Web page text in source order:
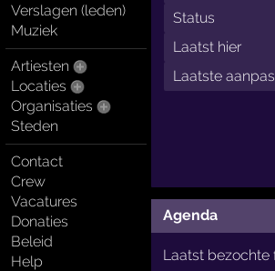
Verslagen (leden)
Muziek
Artiesten
Locaties
Organisaties
Steden
Contact
Crew
Vacatures
Donaties
Beleid
Help
Status
Laatst hier
Laatste
Agenda
Laatst bezochte